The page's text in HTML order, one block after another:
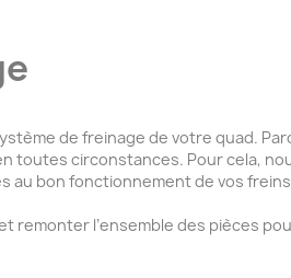
de freinage de votre quad.
toutes circonstances. Pour cela,
au bon fonctionnement de vos freins
remonter l’ensemble des pièces